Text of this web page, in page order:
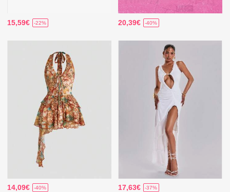
15,59€ -22% 20,39€ -40%
14,09€ -40% 17,63€ -37%